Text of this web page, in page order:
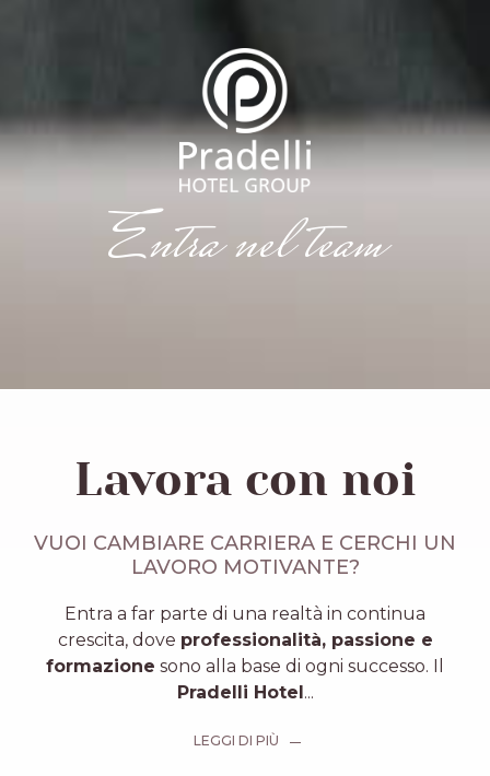
Entra nel team
Lavora con noi
VUOI CAMBIARE CARRIERA E CERCHI UN
LAVORO MOTIVANTE?
Entra a far parte di una realtà in continua
crescita, dove professionalità, passione e
formazione sono alla base di ogni successo. Il
Pradelli Hotel...
LEGGI DI PIÙ